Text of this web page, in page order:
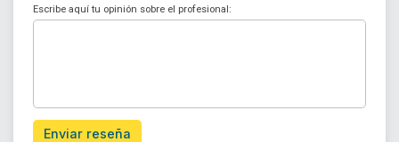
Escribe aquí tu opinión sobre el profesional:
Enviar reseña